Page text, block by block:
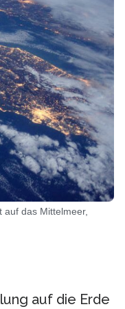
das Mittelmeer,
auf die Erde